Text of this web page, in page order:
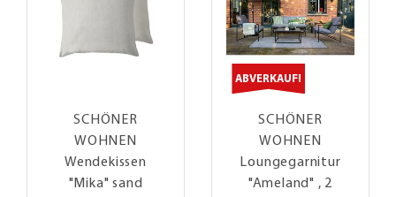
SCHÖNER
WOHNEN
Wendekissen
"Mika" sand
ABVERKAUF!
SCHÖNER
WOHNEN
Loungegarnitur
"Ameland" , 2